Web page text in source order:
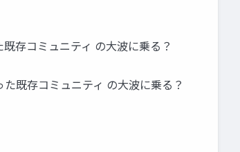
存コミュニティ の大波に乗る？
既存コミュニティ の大波に乗る？